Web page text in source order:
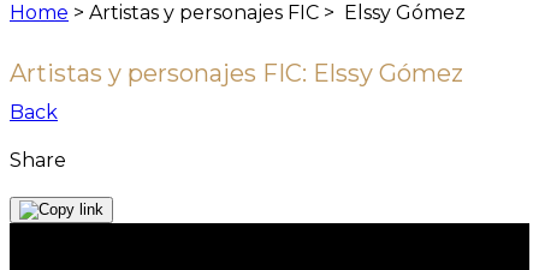
Home > Artistas y personajes FIC > Elssy Gómez
Artistas y personajes FIC: Elssy Gómez
Back
Share